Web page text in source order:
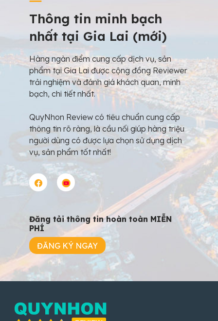
Thông tin minh bạch
nhất tại Gia Lai (mới)
Hàng ngàn điểm cung cấp dịch vụ, sản
phẩm tại Gia Lai được cộng đồng Reviewer
trải nghiệm và đánh giá khách quan, minh
bạch, chi tiết nhất.
QuyNhon Review có tiêu chuẩn cung cấp
thông tin rõ ràng, là cầu nối giúp hàng triệu
người dùng có được lựa chọn sử dụng dịch
vụ, sản phẩm tốt nhất!
Đăng tải thông tin hoàn toàn MIỄN
PHÍ
ĐĂNG KÝ NGAY